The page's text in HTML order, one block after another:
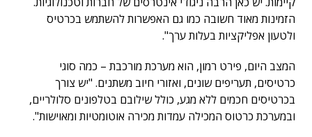
הזמינות מאוד חשובה כמו גם האפשרות להשתמש בכרטיס
ולטעון אפליקציות בעלות ערך".
המצב היום, פירט רמון, הוא מערכת מורכבת – כמה סוגי
כרטיסים, תעריפים שונים, ואזורי חיוב משתנים. "יש צורך
בכרטיסים חכמים ללא מגע, כולל שילובם בטלפונים סלולריים,
ובמערכת כרטוס המכילה עמדות מכירה אוטומטיות ומאוישות".